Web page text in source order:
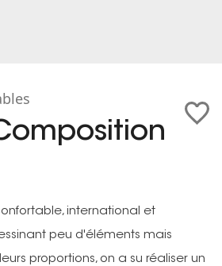
international et
peu d'éléments mais
proportions, on a su réaliser un